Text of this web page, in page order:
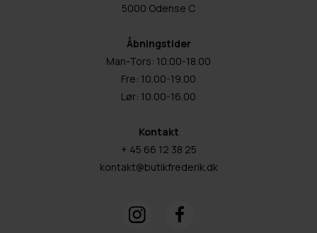
5000 Odense C
Åbningstider
Man-Tors: 10.00-18.00
Fre: 10.00-19.00
Lør: 10.00-16.00
Kontakt
+ 45 66 12 38 25
kontakt@butikfrederik.dk